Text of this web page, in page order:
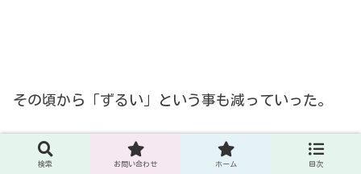
その頃から「ずるい」という事も減っていった。
検索 お問い合わせ ホーム 目次